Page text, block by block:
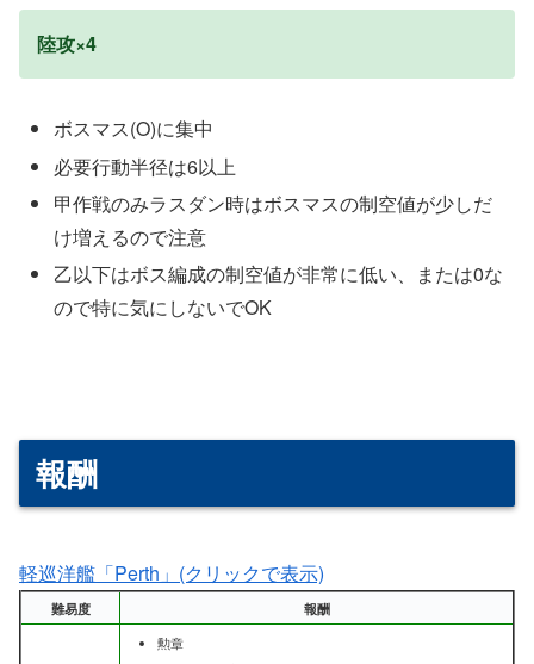
陸攻×4
ボスマス(O)に集中
必要行動半径は6以上
甲作戦のみラスダン時はボスマスの制空値が少しだ
け増えるので注意
乙以下はボス編成の制空値が非常に低い、または0な
ので特に気にしないでOK
報酬
軽巡洋艦「Perth」(クリックで表示)
難易度
報酬
勲章